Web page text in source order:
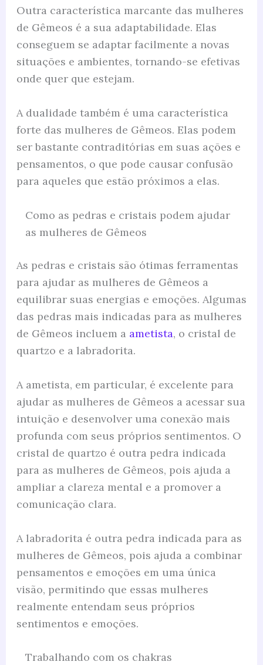
Outra característica marcante das mulheres
de Gêmeos é a sua adaptabilidade. Elas
conseguem se adaptar facilmente a novas
situações e ambientes, tornando-se efetivas
onde quer que estejam.
A dualidade também é uma característica
forte das mulheres de Gêmeos. Elas podem
ser bastante contraditórias em suas ações e
pensamentos, o que pode causar confusão
para aqueles que estão próximos a elas.
Como as pedras e cristais podem ajudar
as mulheres de Gêmeos
As pedras e cristais são ótimas ferramentas
para ajudar as mulheres de Gêmeos a
equilibrar suas energias e emoções. Algumas
das pedras mais indicadas para as mulheres
de Gêmeos incluem a ametista, o cristal de
quartzo e a labradorita.
A ametista, em particular, é excelente para
ajudar as mulheres de Gêmeos a acessar sua
intuição e desenvolver uma conexão mais
profunda com seus próprios sentimentos. O
cristal de quartzo é outra pedra indicada
para as mulheres de Gêmeos, pois ajuda a
ampliar a clareza mental e a promover a
comunicação clara.
A labradorita é outra pedra indicada para as
mulheres de Gêmeos, pois ajuda a combinar
pensamentos e emoções em uma única
visão, permitindo que essas mulheres
realmente entendam seus próprios
sentimentos e emoções.
Trabalhando com os chakras